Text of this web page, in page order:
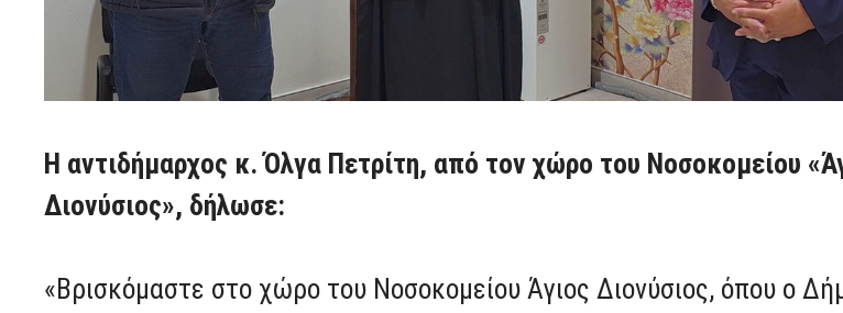
Η αντιδήμαρχος κ. Όλγα Πετρίτη, από τον χώρο του Νοσοκομείου
Διονύσιος», δήλωσε:
«Βρισκόμαστε στο χώρο του Νοσοκομείου Άγιος Διονύσιος, όπου ο